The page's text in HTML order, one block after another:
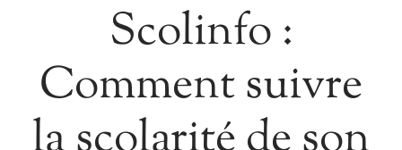
Scolinfo :
Comment suivre